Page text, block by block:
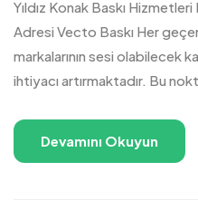
Yıldız Konak Baskı
Adresi Vecto Baskı Her
markalarının sesi olabilecek
ihtiyacı artırmaktadır. Bu
Devamını Okuyun